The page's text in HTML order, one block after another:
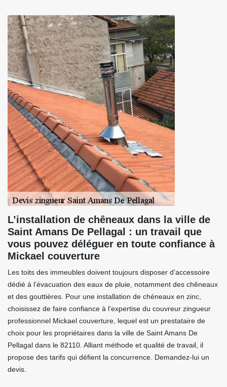
L’installation de chêneaux dans la ville de
Saint Amans De Pellagal : un travail que
vous pouvez déléguer en toute confiance à
Mickael couverture
Les toits des immeubles doivent toujours disposer d’accessoire
dédié à l’évacuation des eaux de pluie, notamment des chêneaux
et des gouttières. Pour une installation de chéneaux en zinc,
choisissez de faire confiance à l’expertise du couvreur zingueur
professionnel Mickael couverture, lequel est un prestataire de
choix pour les propriétaires dans la ville de Saint Amans De
Pellagal dans le 82110. Alliant méthode et qualité de travail, il
propose des tarifs qui défient la concurrence. Demandez-lui un
devis.